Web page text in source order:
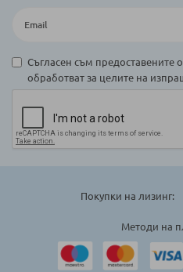
Съгласен съм предоставените
обработват за целите на
Покупки на лизинг:
Методи на